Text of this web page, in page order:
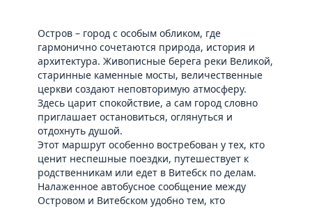
Остров – город с особым обликом, где
гармонично сочетаются природа, история и
архитектура. Живописные берега реки Великой,
старинные каменные мосты, величественные
церкви создают неповторимую атмосферу.
Здесь царит спокойствие, а сам город словно
приглашает остановиться, оглянуться и
отдохнуть душой.
Этот маршрут особенно востребован у тех, кто
ценит неспешные поездки, путешествует к
родственникам или едет в Витебск по делам.
Налаженное автобусное сообщение между
Островом и Витебском удобно тем, кто